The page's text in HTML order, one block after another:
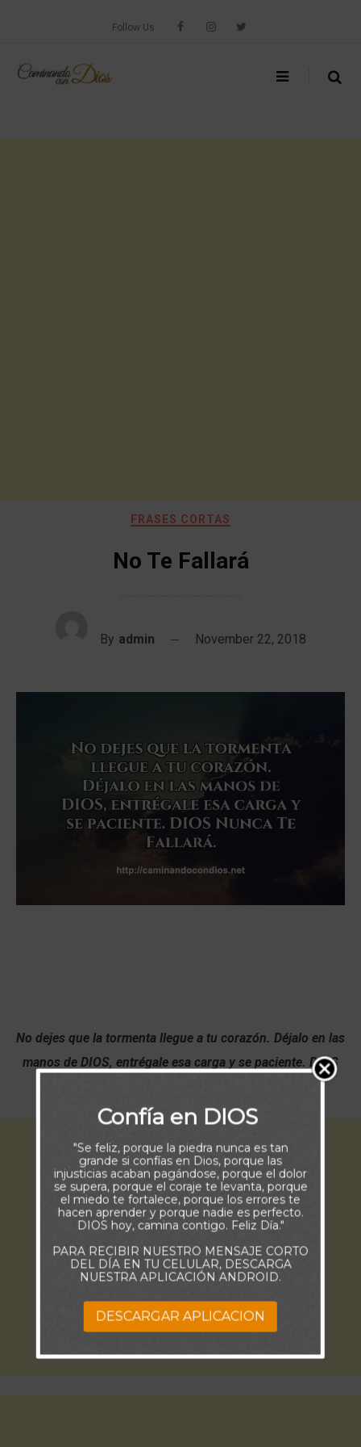
Follow Us
FRASES CORTAS
No Te Fallará
By admin November 22, 2018
No dejes que la tormenta llegue a tu corazón. Déjalo en las
manos de DIOS, entrégale esa carga y se paciente. DIOS
Confía en DIOS
"Se feliz, porque la piedra nunca es tan
grande si confías en Dios, porque las
injusticias acaban pagándose, porque el dolor
se supera, porque el coraje te levanta, porque
el miedo te fortalece, porque los errores te
hacen aprender y porque nadie es perfecto.
DIOS hoy, camina contigo. Feliz Día."
PARA RECIBIR NUESTRO MENSAJE CORTO
DEL DÍA EN TU CELULAR, DESCARGA
NUESTRA APLICACIÓN ANDROID.
DESCARGAR APLICACION